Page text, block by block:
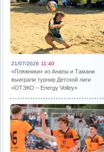
21/07/2026 11:40
«Пляжники» из Анапы и Тамани
выиграли турнир Детской лиги
«ОТЭКО – Energy Volley»